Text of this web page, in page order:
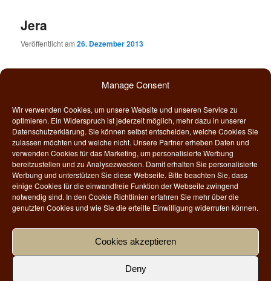
Manage Consent
Wir verwenden Cookies, um unsere Website und unseren Service zu
optimieren. Ein Widerspruch ist jederzeit möglich, mehr dazu in unserer
Datenschutzerklärung. Sie können selbst entscheiden, welche Cookies Sie
zulassen möchten und welche nicht. Unsere Partner erheben Daten und
verwenden Cookies für das Marketing, um personalisierte Werbung
bereitzustellen und zu Analysezwecken. Damit erhalten Sie personalisierte
Werbung und unterstützen Sie diese Webseite. Bitte beachten Sie, dass
einige Cookies für die einwandfreie Funktion der Webseite zwingend
notwendig sind. In den Cookie Richtlinien erfahren Sie mehr über die
genutzten Cookies und wie Sie die erteilte Einwilligung widerrufen können.
Cookies akzeptieren
Deny
Jera
Veröffentlicht am26. Dezember 2013
Jera ist die zwölfte Rune des älteren Futhark und symbolisiert
alle Zyklen des Lebens – vom Kreislauf der Natur über den
Rhythmus der Jahreszeiten bis hin zu den Fruchtbarkeitszyklen.
Somit symbolisiert diese Rune Veränderung, Hoffnung und
kontinuierliche Bewegung. Sie sagt uns, dass alles stets im
Gottheit Element
Baldur